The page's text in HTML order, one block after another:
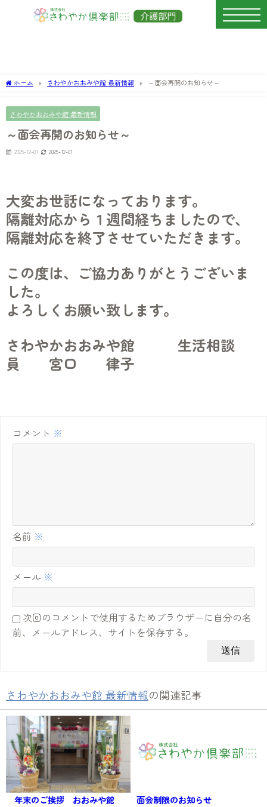
ホーム さわやかおおみや館 最新情報 ～面会再開のお知らせ～
さわやかおおみや館 最新情報
～面会再開のお知らせ～
2025-12-01 2025-12-01
大変お世話になっております。
隔離対応から１週間経ちましたので、
隔離対応を終了させていただきます。
この度は、ご協力ありがとうございま
した。
よろしくお願い致します。
さわやかおおみや館 生活相談
員 宮口 律子
コメント ※
名前 ※
メール ※
次回のコメントで使用するためブラウザーに自分の名
前、メールアドレス、サイトを保存する。
さわやかおおみや館 最新情報の関連記事
年末のご挨拶 おおみや館 面会制限のお知らせ